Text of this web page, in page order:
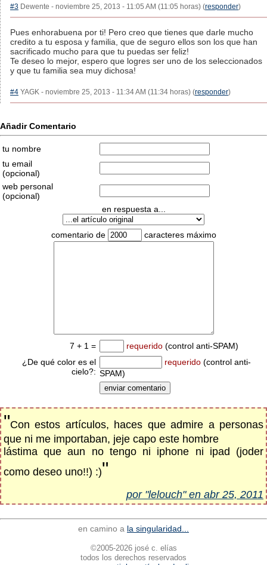
#3 Dewente - noviembre 25, 2013 - 11:05 AM (11:05 horas) (responder)
Pues enhorabuena por ti! Pero creo que tienes que darle mucho
credito a tu esposa y familia, que de seguro ellos son los que han
sacrificado mucho para que tu puedas ser feliz!
Te deseo lo mejor, espero que logres ser uno de los seleccionados
y que tu familia sea muy dichosa!
#4 YAGK - noviembre 25, 2013 - 11:34 AM (11:34 horas) (responder)
Añadir Comentario
tu nombre
tu email
(opcional)
web personal
(opcional)
en respuesta a...
comentario de caracteres máximo
7 + 1 = requerido (control anti-SPAM)
¿De qué color es el
cielo?:
requerido (control anti-
SPAM)
"Con estos artículos, haces que admire a personas
que ni me importaban, jeje capo este hombre
lástima que aun no tengo ni iphone ni ipad (joder
como deseo uno!!) :)"
por "lelouch" en abr 25, 2011
en camino a la singularidad...
©2005-2026 josé c. elías
todos los derechos reservados